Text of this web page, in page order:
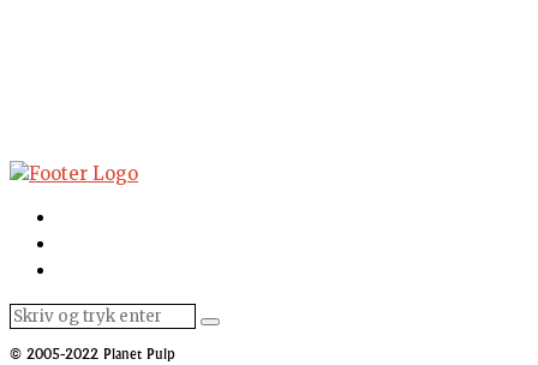
© 2005-2022 Planet Pulp